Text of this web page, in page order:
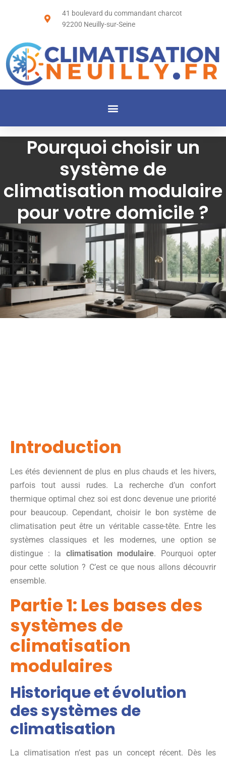
41 boulevard du commandant charcot
92200 Neuilly-sur-Seine
Pourquoi choisir un
système de
climatisation modulaire
pour votre domicile ?
Introduction
Les étés deviennent de plus en plus chauds et les hivers,
parfois tout aussi rudes. La recherche d’un confort
thermique optimal chez soi est donc devenue une priorité
pour beaucoup. Cependant, choisir le bon système de
climatisation peut être un véritable casse-tête. Entre les
systèmes classiques et les modernes, une option se
distingue : la climatisation modulaire. Pourquoi opter
pour cette solution ? C’est ce que nous allons découvrir
ensemble.
Partie 1: Les bases des
systèmes de
climatisation
modulaires
Historique et évolution
des systèmes de
climatisation
La climatisation n’est pas un concept récent. Dès les